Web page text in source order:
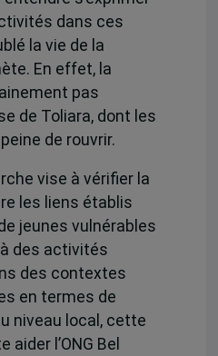
dans ces
la vie de la
En effet, la
pas
de Toliara, dont les
de rouvrir.
vise à vérifier la
les liens établis
jeunes vulnérables
des activités
des contextes
en termes de
niveau local, cette
l’ONG Bel